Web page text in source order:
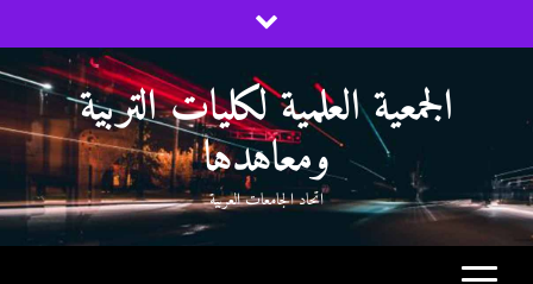
to
الجمعية العلمية لكليات التربية
ومعاهدها
اتحاد الجامعات العربية